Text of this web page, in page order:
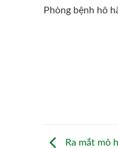
Phòng bệnh hô
Ra mắt mô